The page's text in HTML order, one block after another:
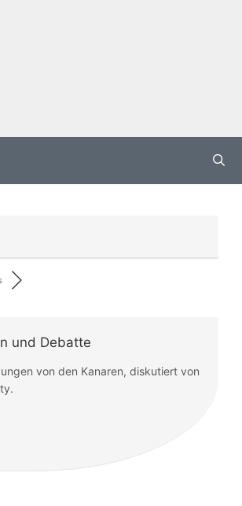
und Debatte
von den Kanaren, diskutiert von